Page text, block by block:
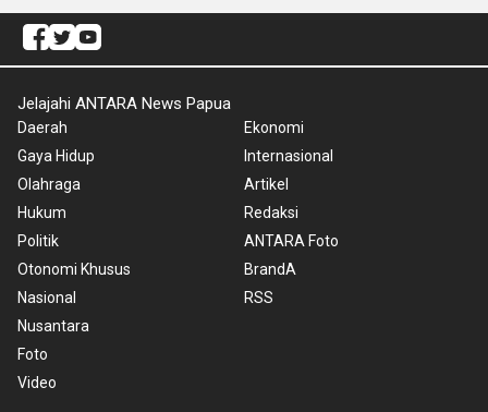
Jelajahi ANTARA News Papua
Daerah
Gaya Hidup
Olahraga
Hukum
Politik
Otonomi Khusus
Nasional
Nusantara
Foto
Video
Ekonomi
Internasional
Artikel
Redaksi
ANTARA Foto
BrandA
RSS